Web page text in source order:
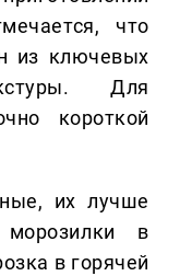
что
из ключевых
Для
короткой
их лучше
в
в горячей